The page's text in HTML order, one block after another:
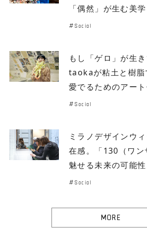
「偶然」が生む美学
Social
もし「ゲロ」が生
taokaが粘土と樹脂
愛でるためのアー
Social
ミラノデザインウ
在感。「130（ワン
魅せる未来の可能性
Social
MORE